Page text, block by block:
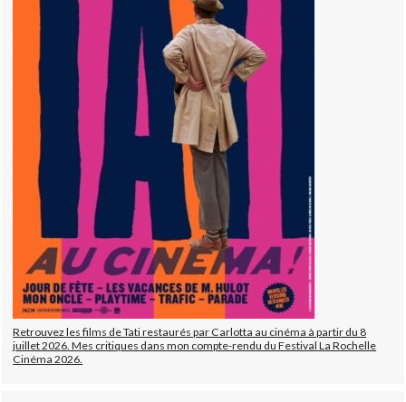
Retrouvez les films de Tati restaurés par Carlotta au cinéma à partir du 8
juillet 2026. Mes critiques dans mon compte-rendu du Festival La Rochelle
Cinéma 2026.